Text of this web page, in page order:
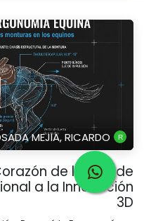
MEJIA, RICARDO
de la Silla de
a la Innovación
3D